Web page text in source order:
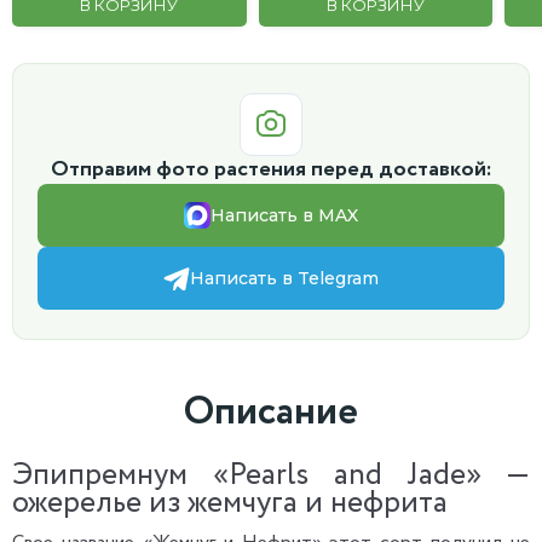
В КОРЗИНУ В КОРЗИНУ
Отправим фото растения перед доставкой:
Написать в MAX
Написать в Telegram
Описание
Эпипремнум «Pearls and Jade» —
ожерелье из жемчуга и нефрита